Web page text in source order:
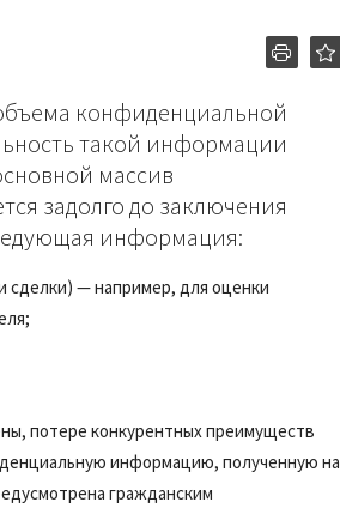
конфиденциальной
такой информации
массив
задолго до заключения
информация:
сделки) — например, для оценки
потере конкурентных преимуществ
информацию, полученную на
гражданским